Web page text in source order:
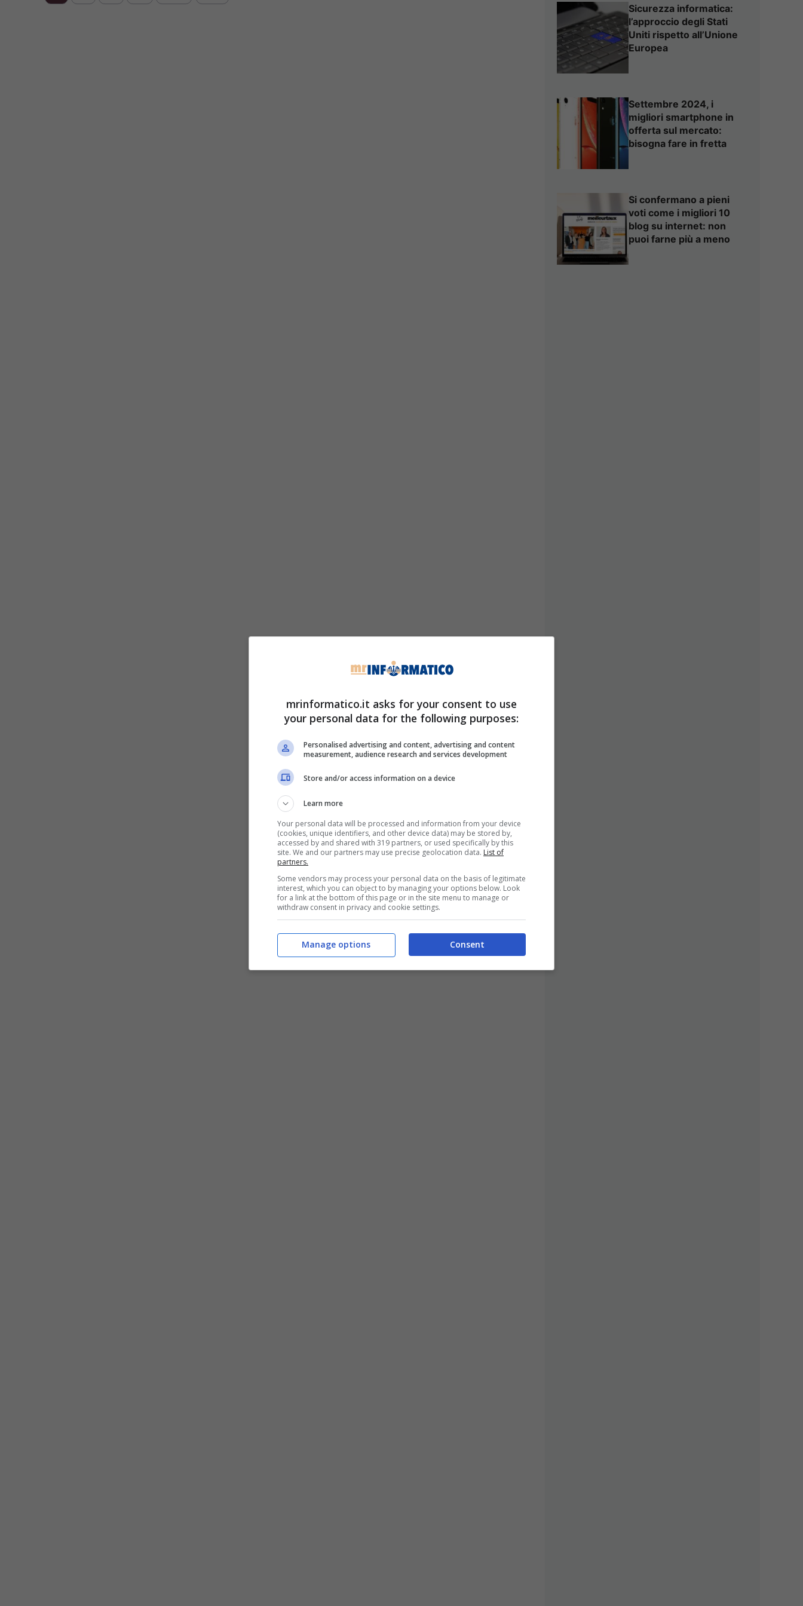
Sicurezza informatica:
l’approccio degli Stati
Uniti rispetto all’Unione
Europea
Settembre 2024, i
migliori smartphone in
offerta sul mercato:
bisogna fare in fretta
Si confermano a pieni
voti come i migliori 10
blog su internet: non
puoi farne più a meno
mrinformatico.it asks for your consent to use
your personal data for the following purposes:
Personalised advertising and content, advertising and content
measurement, audience research and services development
Store and/or access information on a device
Learn more
Your personal data will be processed and information from your device
(cookies, unique identifiers, and other device data) may be stored by,
accessed by and shared with 319 partners, or used specifically by this
site. We and our partners may use precise geolocation data. List of
partners.
Some vendors may process your personal data on the basis of legitimate
interest, which you can object to by managing your options below. Look
for a link at the bottom of this page or in the site menu to manage or
withdraw consent in privacy and cookie settings.
Consent
Manage options